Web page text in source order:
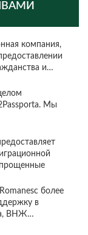
компания,
и…
Мы
более
в
ВНЖ…